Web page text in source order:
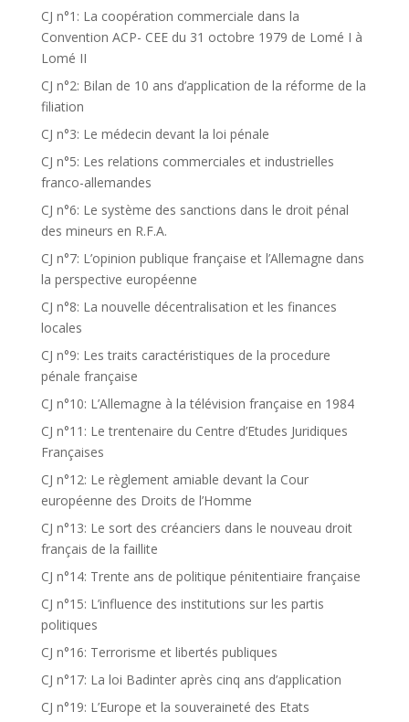
CJ n°1: La coopération commerciale dans la
Convention ACP- CEE du 31 octobre 1979 de Lomé I à
Lomé II
CJ n°2: Bilan de 10 ans d’application de la réforme de la
filiation
CJ n°3: Le médecin devant la loi pénale
CJ n°5: Les relations commerciales et industrielles
franco-allemandes
CJ n°6: Le système des sanctions dans le droit pénal
des mineurs en R.F.A.
CJ n°7: L’opinion publique française et l’Allemagne dans
la perspective européenne
CJ n°8: La nouvelle décentralisation et les finances
locales
CJ n°9: Les traits caractéristiques de la procedure
pénale française
CJ n°10: L’Allemagne à la télévision française en 1984
CJ n°11: Le trentenaire du Centre d’Etudes Juridiques
Françaises
CJ n°12: Le règlement amiable devant la Cour
européenne des Droits de l’Homme
CJ n°13: Le sort des créanciers dans le nouveau droit
français de la faillite
CJ n°14: Trente ans de politique pénitentiaire française
CJ n°15: L’influence des institutions sur les partis
politiques
CJ n°16: Terrorisme et libertés publiques
CJ n°17: La loi Badinter après cinq ans d’application
CJ n°19: L’Europe et la souveraineté des Etats